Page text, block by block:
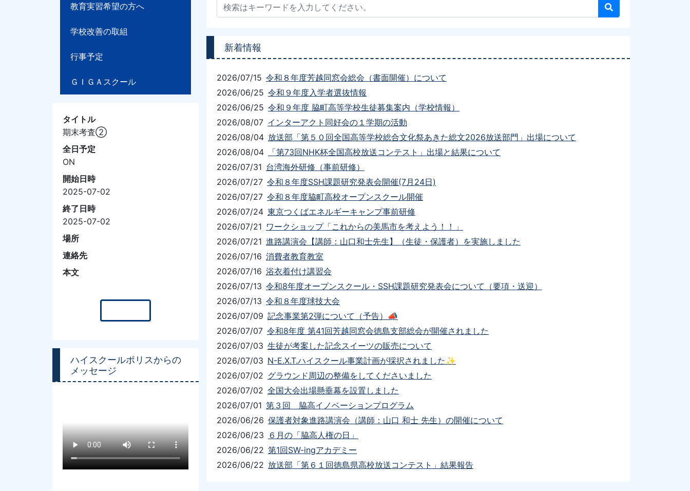
教育実習希望の方へ
学校改善の取組
行事予定
ＧＩＧＡスクール
タイトル
期末考査②
全日予定
ON
開始日時
2025-07-02
終了日時
2025-07-02
場所
連絡先
本文
ハイスクールポリスからの
メッセージ
新着情報
2026/07/15 令和８年度芳越同窓会総会（書面開催）について
2026/06/25 令和９年度入学者選抜情報
2026/06/25 令和９年度 脇町高等学校生徒募集案内（学校情報）
2026/08/07 インターアクト同好会の１学期の活動
2026/08/04 放送部「第５０回全国高等学校総合文化祭あきた総文2026放送部門」出場について
2026/08/04
「第73回NHK杯全国高校放送コンテスト」出場と結果について
2026/07/31 台湾海外研修（事前研修）
2026/07/27 令和８年度SSH課題研究発表会開催(7月24日)
2026/07/27 令和８年度脇町高校オープンスクール開催
2026/07/24 東京つくばエネルギーキャンプ事前研修
2026/07/21 ワークショップ「これからの美馬市を考えよう！！」
2026/07/21 進路講演会【講師：山口和士先生】（生徒・保護者）を実施しました
2026/07/16 消費者教育教室
2026/07/16 浴衣着付け講習会
2026/07/13 令和8年度オープンスクール・SSH課題研究発表会について（要項・送迎）
2026/07/13 令和８年度球技大会
2026/07/09 記念事業第2弾について（予告）📣
2026/07/07 令和8年度 第41回芳越同窓会徳島支部総会が開催されました
2026/07/03 生徒が考案した記念スイーツの販売について
2026/07/03 N-E.X.T.ハイスクール事業計画が採択されました✨
2026/07/02 グラウンド周辺の整備をしてくださいました
2026/07/02 全国大会出場懸垂幕を設置しました
2026/07/01 第３回 脇高イノベーションプログラム
2026/06/26 保護者対象進路講演会（講師：山口 和士 先生）の開催について
2026/06/23
６月の「脇高人権の日」
2026/06/22 第1回SW-ingアカデミー
2026/06/22 放送部「第６１回徳島県高校放送コンテスト」結果報告